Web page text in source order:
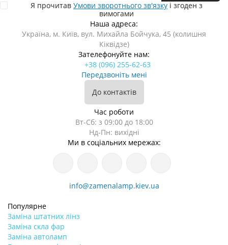
Я прочитав Умови зворотнього зв'язку і згоден з
вимогами
Наша адреса:
Україна, м. Київ, вул. Михайла Бойчука, 45 (колишня
Кіквідзе)
Зателефонуйте нам:
+38 (096) 255-62-63
Передзвоніть мені
До контактів
Час роботи
Вт-Сб: з 09:00 до 18:00
Нд-Пн: вихідні
Ми в соціальних мережах:
info@zamenalamp.kiev.ua
Популярне
Заміна штатних лінз
Заміна скла фар
Заміна автоламп